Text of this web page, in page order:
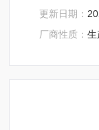
足固体、颗粒
深圳市后王电
更新日期：
厂商性质：生